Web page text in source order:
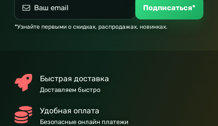
Подписаться*
*Узнайте первыми о скидках, распродажах, новинках.
Быстрая доставка
Доставляем быстро
Удобная оплата
Безопасные онлайн платежи